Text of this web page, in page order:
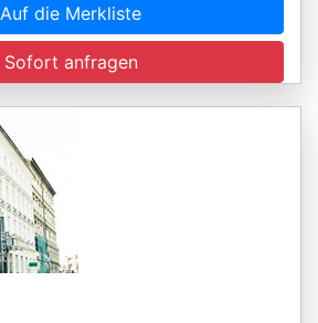
Auf die Merkliste
Sofort anfragen